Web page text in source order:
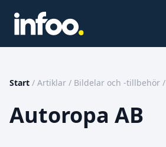
Start / Artiklar / Bildelar och -tillbehör /
Autoropa AB